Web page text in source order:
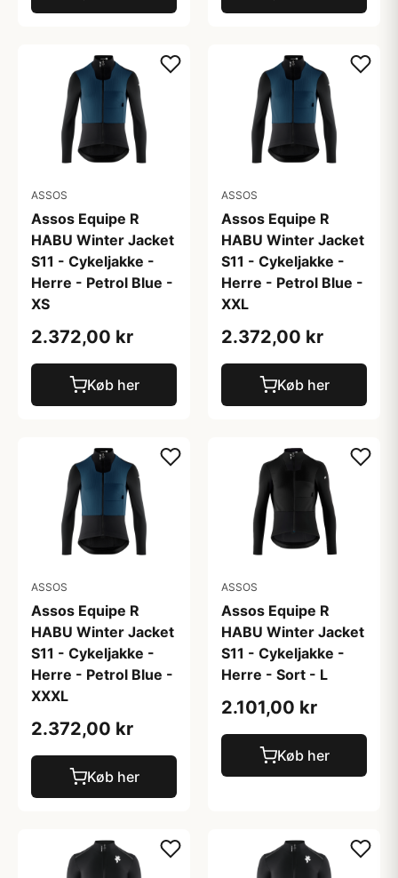
ASSOS
Assos Equipe R
HABU Winter Jacket
S11 - Cykeljakke -
Herre - Petrol Blue -
XS
2.372,00 kr
Køb her
ASSOS
Assos Equipe R
HABU Winter Jacket
S11 - Cykeljakke -
Herre - Petrol Blue -
XXL
2.372,00 kr
Køb her
ASSOS
Assos Equipe R
HABU Winter Jacket
S11 - Cykeljakke -
Herre - Petrol Blue -
XXXL
2.372,00 kr
Køb her
ASSOS
Assos Equipe R
HABU Winter Jacket
S11 - Cykeljakke -
Herre - Sort - L
2.101,00 kr
Køb her